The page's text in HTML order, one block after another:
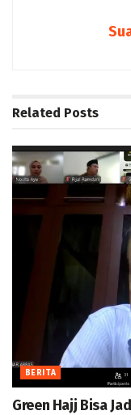
Related Posts
BERITA
Green Hajj Bisa